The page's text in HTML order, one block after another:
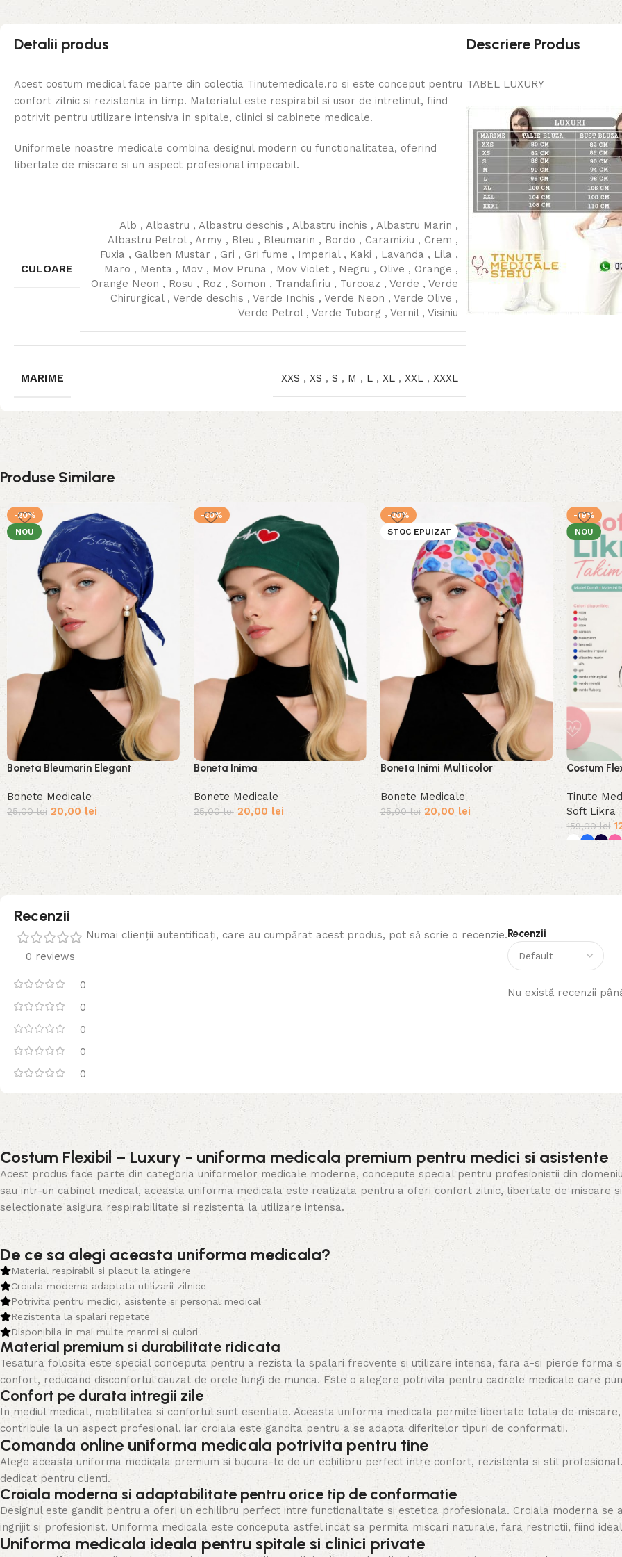
Detalii produs
Acest costum medical face parte din colectia Tinutemedicale.ro si este conceput pentru
confort zilnic si rezistenta in timp. Materialul este respirabil si usor de intretinut, fiind
potrivit pentru utilizare intensiva in spitale, clinici si cabinete medicale.
Uniformele noastre medicale combina designul modern cu functionalitatea, oferind
libertate de miscare si un aspect profesional impecabil.
CULOARE
Alb , Albastru , Albastru deschis , Albastru inchis , Albastru Marin ,
Albastru Petrol , Army , Bleu , Bleumarin , Bordo , Caramiziu , Crem ,
Fuxia , Galben Mustar , Gri , Gri fume , Imperial , Kaki , Lavanda , Lila ,
Maro , Menta , Mov , Mov Pruna , Mov Violet , Negru , Olive , Orange ,
Orange Neon , Rosu , Roz , Somon , Trandafiriu , Turcoaz , Verde , Verde
Chirurgical , Verde deschis , Verde Inchis , Verde Neon , Verde Olive ,
Verde Petrol , Verde Tuborg , Vernil , Visiniu
MARIME XXS , XS , S , M , L , XL , XXL , XXXL
Descriere Produs
TABEL LUXURY
Produse Similare
-20%
NOU
Boneta Bleumarin Elegant
Bonete Medicale
25,00lei 20,00 lei
-20%
Boneta Inima
Bonete Medicale
25,00lei 20,00 lei
-20%
STOC EPUIZAT
Boneta Inimi Multicolor
Bonete Medicale
25,00lei 20,00 lei
-19%
NOU
Costum
Tinute
Soft Likra
159,00lei
Recenzii
0 reviews
0
0
0
0
0
Recenzii
Nu există recenzii
Numai clienții autentificați, care au cumpărat acest produs, pot să scrie o recenzie.
Costum Flexibil – Luxury - uniforma medicala premium pentru medici si asistente
Acest produs face parte din categoria uniformelor medicale moderne, concepute special pentru profesionistii din
sau intr-un cabinet medical, aceasta uniforma medicala este realizata pentru a oferi confort zilnic, libertate de miscare
selectionate asigura respirabilitate si rezistenta la utilizare intensa.
De ce sa alegi aceasta uniforma medicala?
Material respirabil si placut la atingere
Croiala moderna adaptata utilizarii zilnice
Potrivita pentru medici, asistente si personal medical
Rezistenta la spalari repetate
Disponibila in mai multe marimi si culori
Material premium si durabilitate ridicata
Tesatura folosita este special conceputa pentru a rezista la spalari frecvente si utilizare intensa, fara a-si pierde forma
confort, reducand disconfortul cauzat de orele lungi de munca. Este o alegere potrivita pentru cadrele medicale care
Confort pe durata intregii zile
In mediul medical, mobilitatea si confortul sunt esentiale. Aceasta uniforma medicala permite libertate totala de
contribuie la un aspect profesional, iar croiala este gandita pentru a se adapta diferitelor tipuri de conformatii.
Comanda online uniforma medicala potrivita pentru tine
Alege aceasta uniforma medicala premium si bucura-te de un echilibru perfect intre confort, rezistenta si stil
dedicat pentru clienti.
Croiala moderna si adaptabilitate pentru orice tip de conformatie
Designul este gandit pentru a oferi un echilibru perfect intre functionalitate si estetica profesionala. Croiala moderna
ingrijit si profesionist. Uniforma medicala este conceputa astfel incat sa permita miscari naturale, fara restrictii, fiind
Uniforma medicala ideala pentru spitale si clinici private